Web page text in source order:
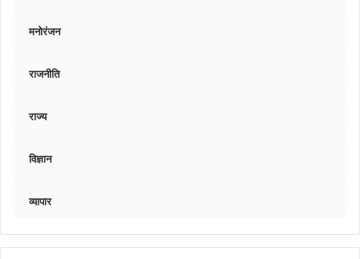
मनोरंजन
राजनीति
राज्य
विज्ञान
व्यापार